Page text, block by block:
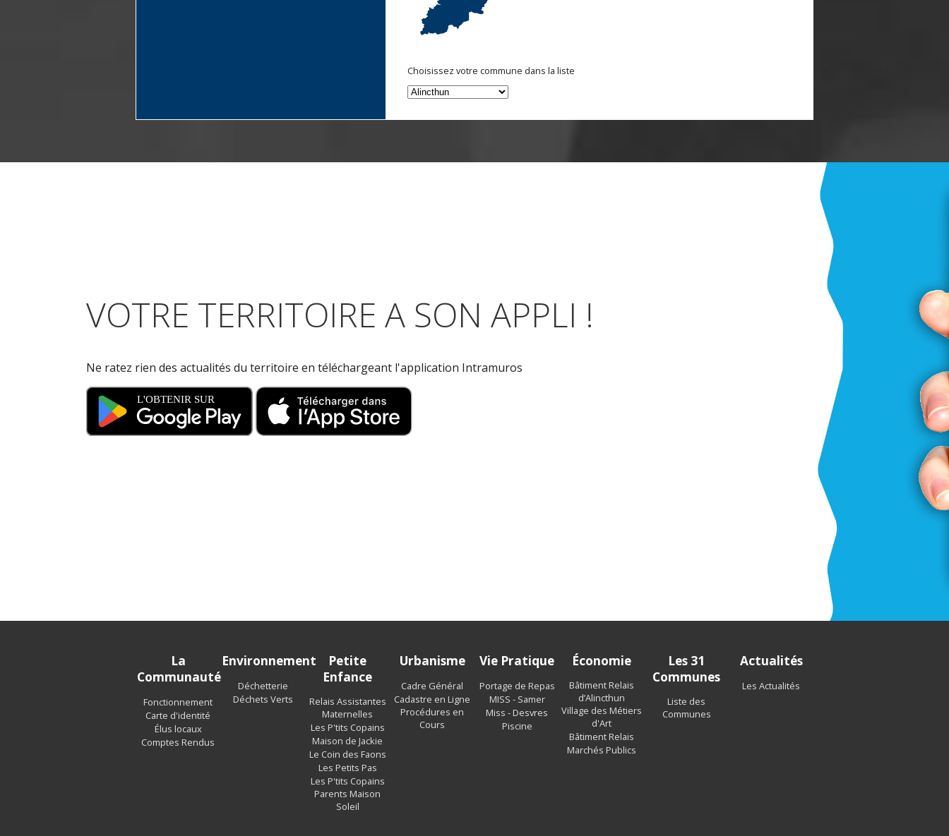
Choisissez votre commune dans la liste
VOTRE TERRITOIRE A SON APPLI !
Ne ratez rien des actualités du territoire en téléchargeant l'application Intramuros
La
Communauté
Fonctionnement
Carte d'identité
Élus locaux
Comptes Rendus
Environnement
Déchetterie
Déchets Verts
Petite
Enfance
Relais Assistantes
Maternelles
Les P'tits Copains
Maison de Jackie
Le Coin des Faons
Les Petits Pas
Les P'tits Copains
Parents Maison
Soleil
Urbanisme
Cadre Général
Cadastre en Ligne
Procédures en
Cours
Vie Pratique
Portage de Repas
MISS - Samer
Miss - Desvres
Piscine
Économie
Bâtiment Relais
d’Alincthun
Village des Métiers
d'Art
Bâtiment Relais
Marchés Publics
Les 31
Communes
Liste des
Communes
Actualités
Les Actualités